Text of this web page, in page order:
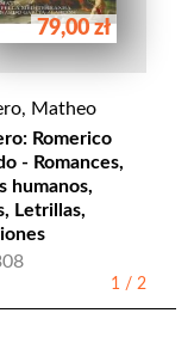
79,00 zł
Matheo
Romerico
- Romances,
humanos,
Letrillas,
1 / 2